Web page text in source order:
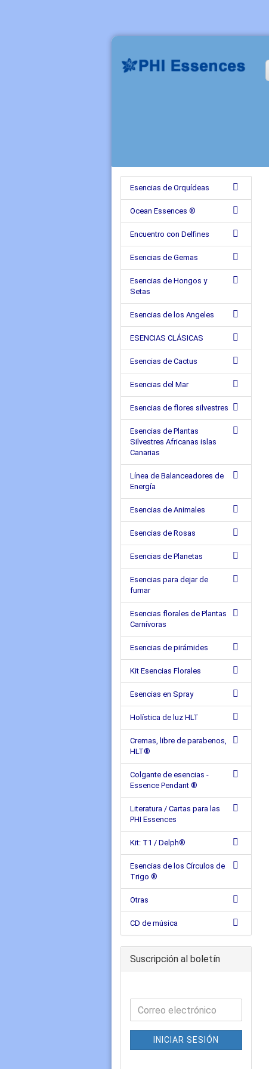
Esencias de Orquídeas
Ocean Essences ®
Encuentro con Delfines
Esencias de Gemas
Esencias de Hongos y
Setas
Esencias de los Angeles
ESENCIAS CLÁSICAS
Esencias de Cactus
Esencias del Mar
Esencias de flores silvestres
Esencias de Plantas
Silvestres Africanas islas
Canarias
Línea de Balanceadores de
Energía
Esencias de Animales
Esencias de Rosas
Esencias de Planetas
Esencias para dejar de
fumar
Esencias florales de Plantas
Carnívoras
Esencias de pirámides
Kit Esencias Florales
Esencias en Spray
Holística de luz HLT
Cremas, libre de parabenos,
HLT®
Colgante de esencias -
Essence Pendant ®
Literatura / Cartas para las
PHI Essences
Kit: T1 / Delph®
Esencias de los Círculos de
Trigo ®
Otras
CD de música
Suscripción al boletín
INICIAR SESIÓN